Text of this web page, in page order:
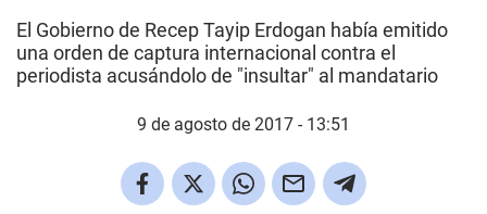
El Gobierno de Recep Tayip Erdogan había emitido
una orden de captura internacional contra el
periodista acusándolo de "insultar" al mandatario
9 de agosto de 2017 - 13:51